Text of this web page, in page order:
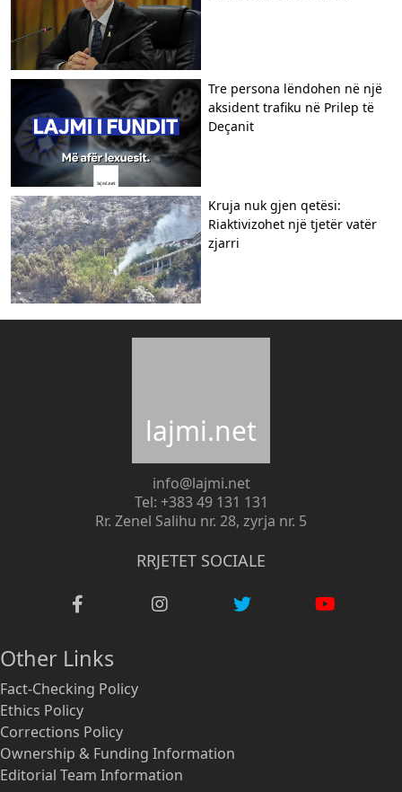
Tre persona lëndohen në një
aksident trafiku në Prilep të
Deçanit
Kruja nuk gjen qetësi:
Riaktivizohet një tjetër vatër
zjarri
lajmi.net
info@lajmi.net
Tel: +383 49 131 131
Rr. Zenel Salihu nr. 28, zyrja nr. 5
RRJETET SOCIALE
Other Links
Fact-Checking Policy
Ethics Policy
Corrections Policy
Ownership & Funding Information
Editorial Team Information